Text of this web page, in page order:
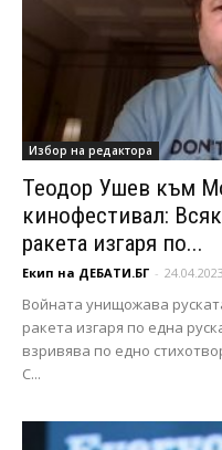
Избор на редактора
Теодор Ушев към
кинофестивал:
ракета изгаря по...
Екип на ДЕБАТИ.БГ -
Войната унищожава
ракета изгаря по една
взривява по едно
С...